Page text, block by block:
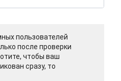
пользователей
после проверки
чтобы ваш
сразу, то